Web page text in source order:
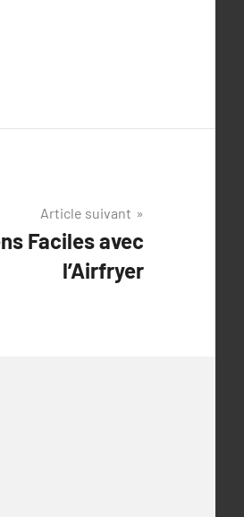
Article suivant
Faciles avec
l’Airfryer